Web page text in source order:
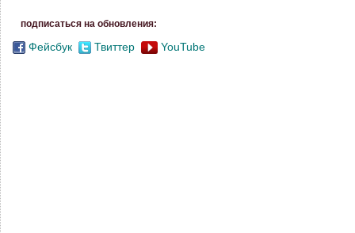
подписаться на обновления:
Фейсбук Твиттер YouTube